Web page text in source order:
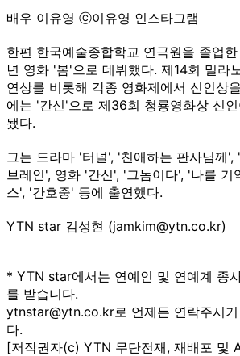
배우 이유영 ⓒ이유영 인스타그램
한편 한국예술종합학교 연극원을 졸업
년 영화 '봄'으로 데뷔했다. 제14회 밀라
연상를 비롯해 각종 영화제에서 신인상
에는 '간신'으로 제36회 청룡영화상 신
됐다.
그는 드라마 '터널', '친애하는 판사님께',
브레인', 영화 '간신', '그놈이다', '나를 기
스', '간호중' 등에 출연했다.
YTN star 김성현 (jamkim@ytn.co.kr)
* YTN star에서는 연예인 및 연예계 종
를 받습니다.
ytnstar@ytn.co.kr로 언제든 연락주시
다.
[저작권자(c) YTN 무단전재, 재배포 및